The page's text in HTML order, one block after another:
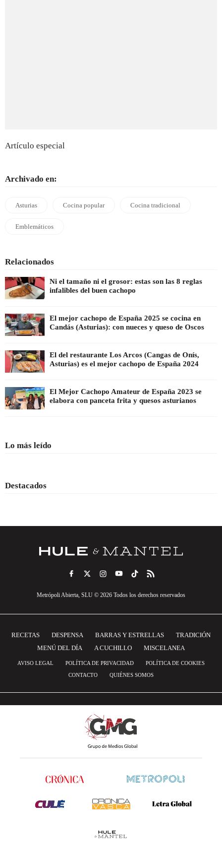
Artículo especial
Archivado en:
Asturias Cocina popular Cocina tradicional
Emblemáticos
Relacionados
Ni el tamaño ni el grosor: estas son las 8 reglas
infalibles del buen cachopo
El mejor cachopo de España 2025 se cocina en
Candás (Asturias): con nueces y queso de Oscos
El del restaurante Los Arcos (Cangas de Onís,
Asturias) es el mejor cachopo de España 2024
El Mejor Cachopo Amateur de España 2023 se
elabora con panceta frita y quesos asturianos
Lo más leído
Destacados
Metrópoli Abierta, SLU © 2026 Todos los derechos reservados
RECETAS DESPENSA BARRAS Y ESTRELLAS
TRADICIÓN
MENÚ DEL DÍA
A CUCHILLO MISCELANEA
AVISO LEGAL POLÍTICA DE PRIVACIDAD
POLÍTICA DE COOKIES
CONTACTO
QUIÉNES SOMOS